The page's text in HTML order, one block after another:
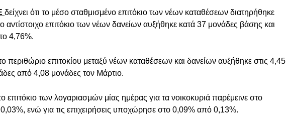
δείχνει ότι το μέσο σταθμισμένο επιτόκιο των νέων καταθέσεων διατηρήθηκε
αντίστοιχο επιτόκιο των νέων δανείων αυξήθηκε κατά 37 μονάδες βάσης και
4,76%.
περιθώριο επιτοκίου μεταξύ νέων καταθέσεων και δανείων αυξήθηκε στις 4,45
από 4,08 μονάδες τον Μάρτιο.
επιτόκιο των λογαριασμών μίας ημέρας για τα νοικοκυριά παρέμεινε στο
0,03%, ενώ για τις επιχειρήσεις υποχώρησε στο 0,09% από 0,13%.